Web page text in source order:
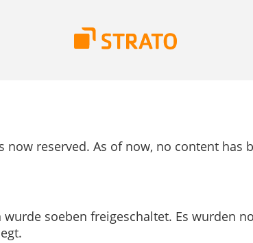
now reserved. As of now, no content has
wurde soeben freigeschaltet. Es wurden